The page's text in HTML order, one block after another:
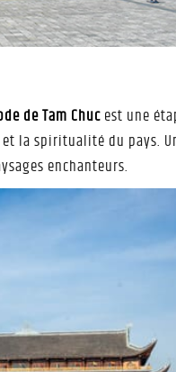
de Tam Chucest une
spiritualité du pays.
enchanteurs.